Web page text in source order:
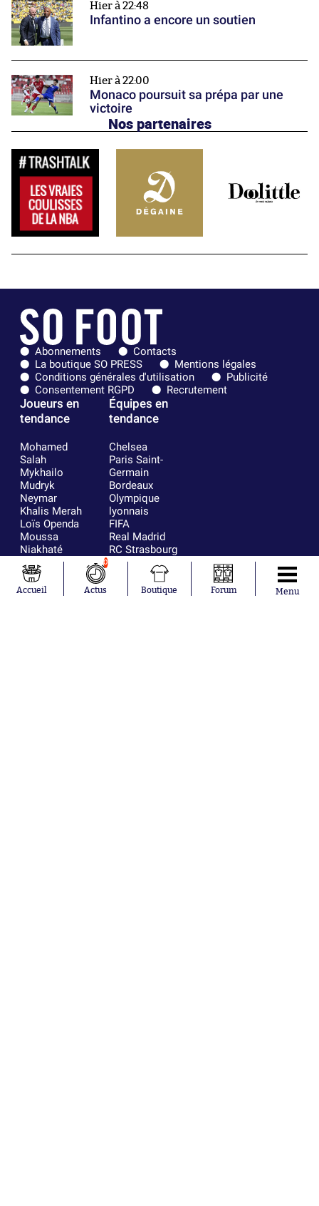
Hier à 22:48
Infantino a encore un soutien
Hier à 22:00
Monaco poursuit sa prépa par une
victoire
Nos partenaires
Abonnements
Contacts
La boutique SO PRESS
Mentions légales
Conditions générales d'utilisation
Publicité
Consentement RGPD
Recrutement
Joueurs en
tendance
Mohamed
Salah
Mykhailo
Mudryk
Neymar
Khalis Merah
Loïs Openda
Moussa
Niakhaté
Nicolás
Tagliafico
Pavel Šulc
Équipes en
tendance
Chelsea
Paris Saint-
Germain
Bordeaux
Olympique
lyonnais
FIFA
Real Madrid
RC Strasbourg
AC Milan
RC Lens
Accueil
0
Actus Boutique Forum Menu